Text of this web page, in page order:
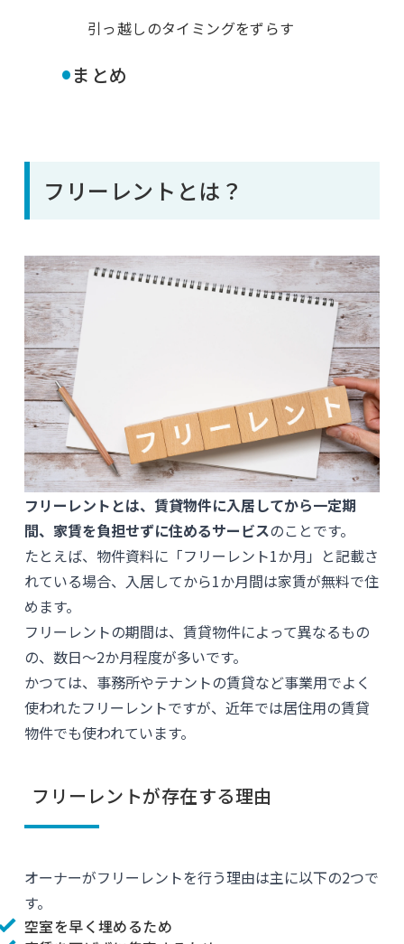
引っ越しのタイミングをずらす
•まとめ
フリーレントとは？
フリーレントとは、賃貸物件に入居してから一定期
間、家賃を負担せずに住めるサービスのことです。
たとえば、物件資料に「フリーレント1か月」と記載さ
れている場合、入居してから1か月間は家賃が無料で住
めます。
フリーレントの期間は、賃貸物件によって異なるもの
の、数日〜2か月程度が多いです。
かつては、事務所やテナントの賃貸など事業用でよく
使われたフリーレントですが、近年では居住用の賃貸
物件でも使われています。
フリーレントが存在する理由
オーナーがフリーレントを行う理由は主に以下の2つで
す。
空室を早く埋めるため